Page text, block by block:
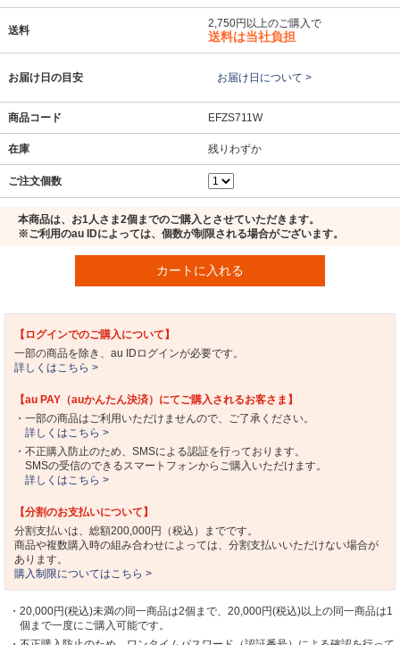
送料
2,750円以上のご購入で
送料は当社負担
お届け日の目安 お届け日について >
商品コード EFZS711W
在庫 残りわずか
ご注文個数
本商品は、お1人さま2個までのご購入とさせていただきます。
※ご利用のau IDによっては、個数が制限される場合がございます。
カートに入れる
【ログインでのご購入について】
一部の商品を除き、au IDログインが必要です。
詳しくはこちら >
【au PAY（auかんたん決済）にてご購入されるお客さま】
・一部の商品はご利用いただけませんので、ご了承ください。
詳しくはこちら >
・不正購入防止のため、SMSによる認証を行っております。
SMSの受信のできるスマートフォンからご購入いただけます。
詳しくはこちら >
【分割のお支払いについて】
分割支払いは、総額200,000円（税込）までです。
商品や複数購入時の組み合わせによっては、分割支払いいただけない場合が
あります。
購入制限についてはこちら >
・20,000円(税込)未満の同一商品は2個まで、20,000円(税込)以上の同一商品は1
個まで一度にご購入可能です。